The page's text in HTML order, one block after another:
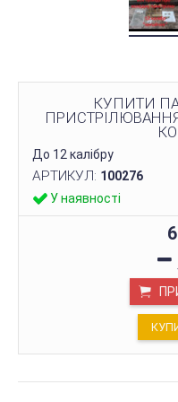
КУПИТИ
До 12 калібру
АРТИКУЛ: 100276
У наявності